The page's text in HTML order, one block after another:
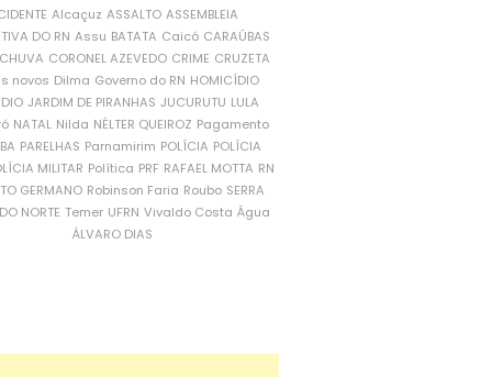
Alcaçuz ASSALTO ASSEMBLEIA
DO RN Assu BATATA Caicó CARAÚBAS
CORONEL AZEVEDO CRIME CRUZETA
novos Dilma Governo do RN HOMICÍDIO
JARDIM DE PIRANHAS JUCURUTU LULA
NATAL Nilda NÉLTER QUEIROZ Pagamento
PARELHAS Parnamirim POLÍCIA POLÍCIA
MILITAR Política PRF RAFAEL MOTTA RN
GERMANO Robinson Faria Roubo SERRA
NORTE Temer UFRN Vivaldo Costa Água
ÁLVARO DIAS